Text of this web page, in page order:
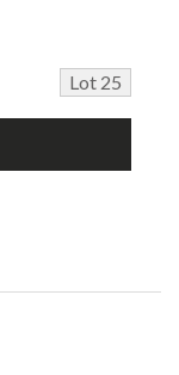
Lot 25